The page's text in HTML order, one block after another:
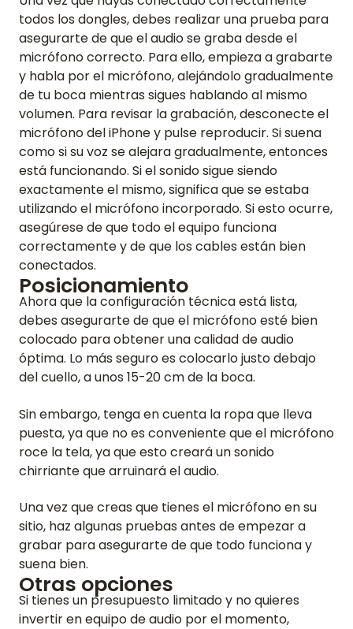
ENGLISH FRENCHSPANISHDUTCH PORTUGUESE
todos los dongles, debes realizar una prueba para
asegurarte de que el audio se graba desde el
micrófono correcto. Para ello, empieza a grabarte
y habla por el micrófono, alejándolo gradualmente
de tu boca mientras sigues hablando al mismo
volumen. Para revisar la grabación, desconecte el
micrófono del iPhone y pulse reproducir. Si suena
como si su voz se alejara gradualmente, entonces
está funcionando. Si el sonido sigue siendo
exactamente el mismo, significa que se estaba
utilizando el micrófono incorporado. Si esto ocurre,
asegúrese de que todo el equipo funciona
correctamente y de que los cables están bien
conectados.
Posicionamiento
Ahora que la configuración técnica está lista,
debes asegurarte de que el micrófono esté bien
colocado para obtener una calidad de audio
óptima. Lo más seguro es colocarlo justo debajo
del cuello, a unos 15-20 cm de la boca.
Sin embargo, tenga en cuenta la ropa que lleva
puesta, ya que no es conveniente que el micrófono
roce la tela, ya que esto creará un sonido
chirriante que arruinará el audio.
Una vez que creas que tienes el micrófono en su
sitio, haz algunas pruebas antes de empezar a
grabar para asegurarte de que todo funciona y
suena bien.
Otras opciones
Si tienes un presupuesto limitado y no quieres
invertir en equipo de audio por el momento,